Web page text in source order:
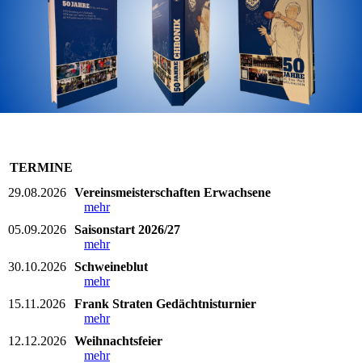
TERMINE
29.08.2026 Vereinsmeisterschaften Erwachsene
mehr
05.09.2026 Saisonstart 2026/27
mehr
30.10.2026 Schweineblut
mehr
15.11.2026
Frank Straten Gedächtnisturnier
mehr
12.12.2026 Weihnachtsfeier
mehr